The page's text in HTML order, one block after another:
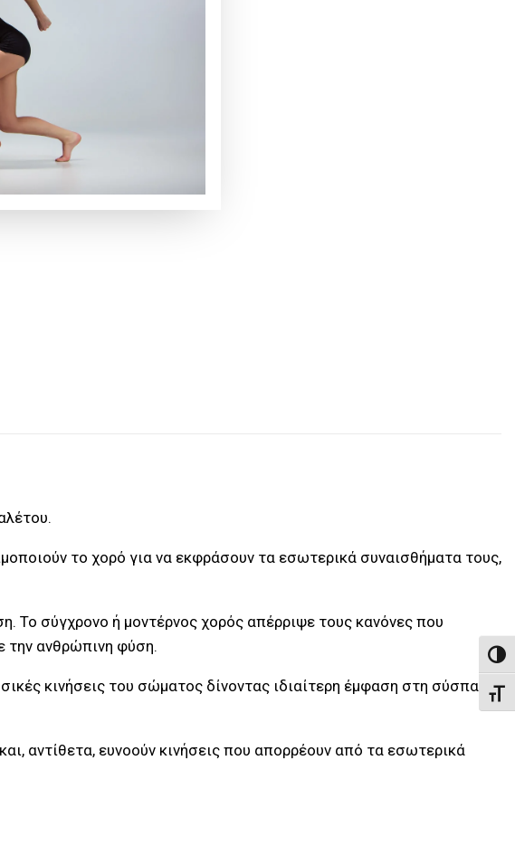
το χορό για να εκφράσουν τα εσωτερικά συναισθήματα τους,
Το σύγχρονο ή μοντέρνος χορός απέρριψε τους κανόνες που
την ανθρώπινη φύση.
κινήσεις του σώματος δίνοντας ιδιαίτερη έμφαση στη σύσπαση
αντίθετα, ευνοούν κινήσεις που απορρέουν από τα εσωτερικά